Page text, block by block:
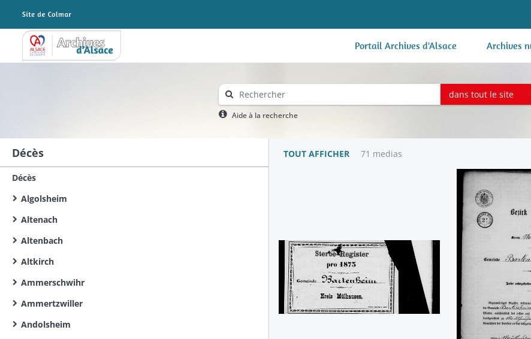
Archives Alsace - Colmar Portail Archives d'Alsace Archives
dans tout le site
Aide à la recherche
Décès
Décès
Algolsheim
Altenach
Altenbach
Altkirch
Ammerschwihr
Ammertzwiller
Andolsheim
TOUT AFFICHER 71 medias